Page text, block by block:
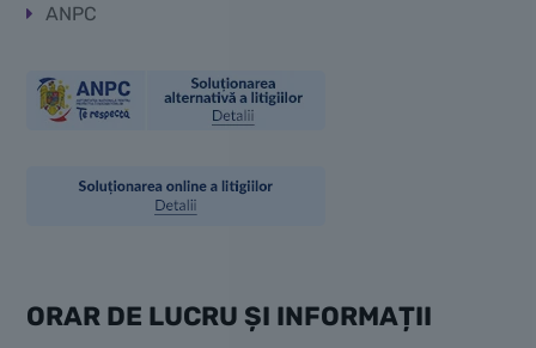
ANPC
ORAR DE LUCRU ȘI INFORMAȚII